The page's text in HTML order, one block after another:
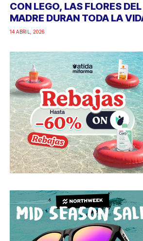
CON LEGO, LAS FLORES
MADRE DURAN TODA LA
14 ABRIL, 2026